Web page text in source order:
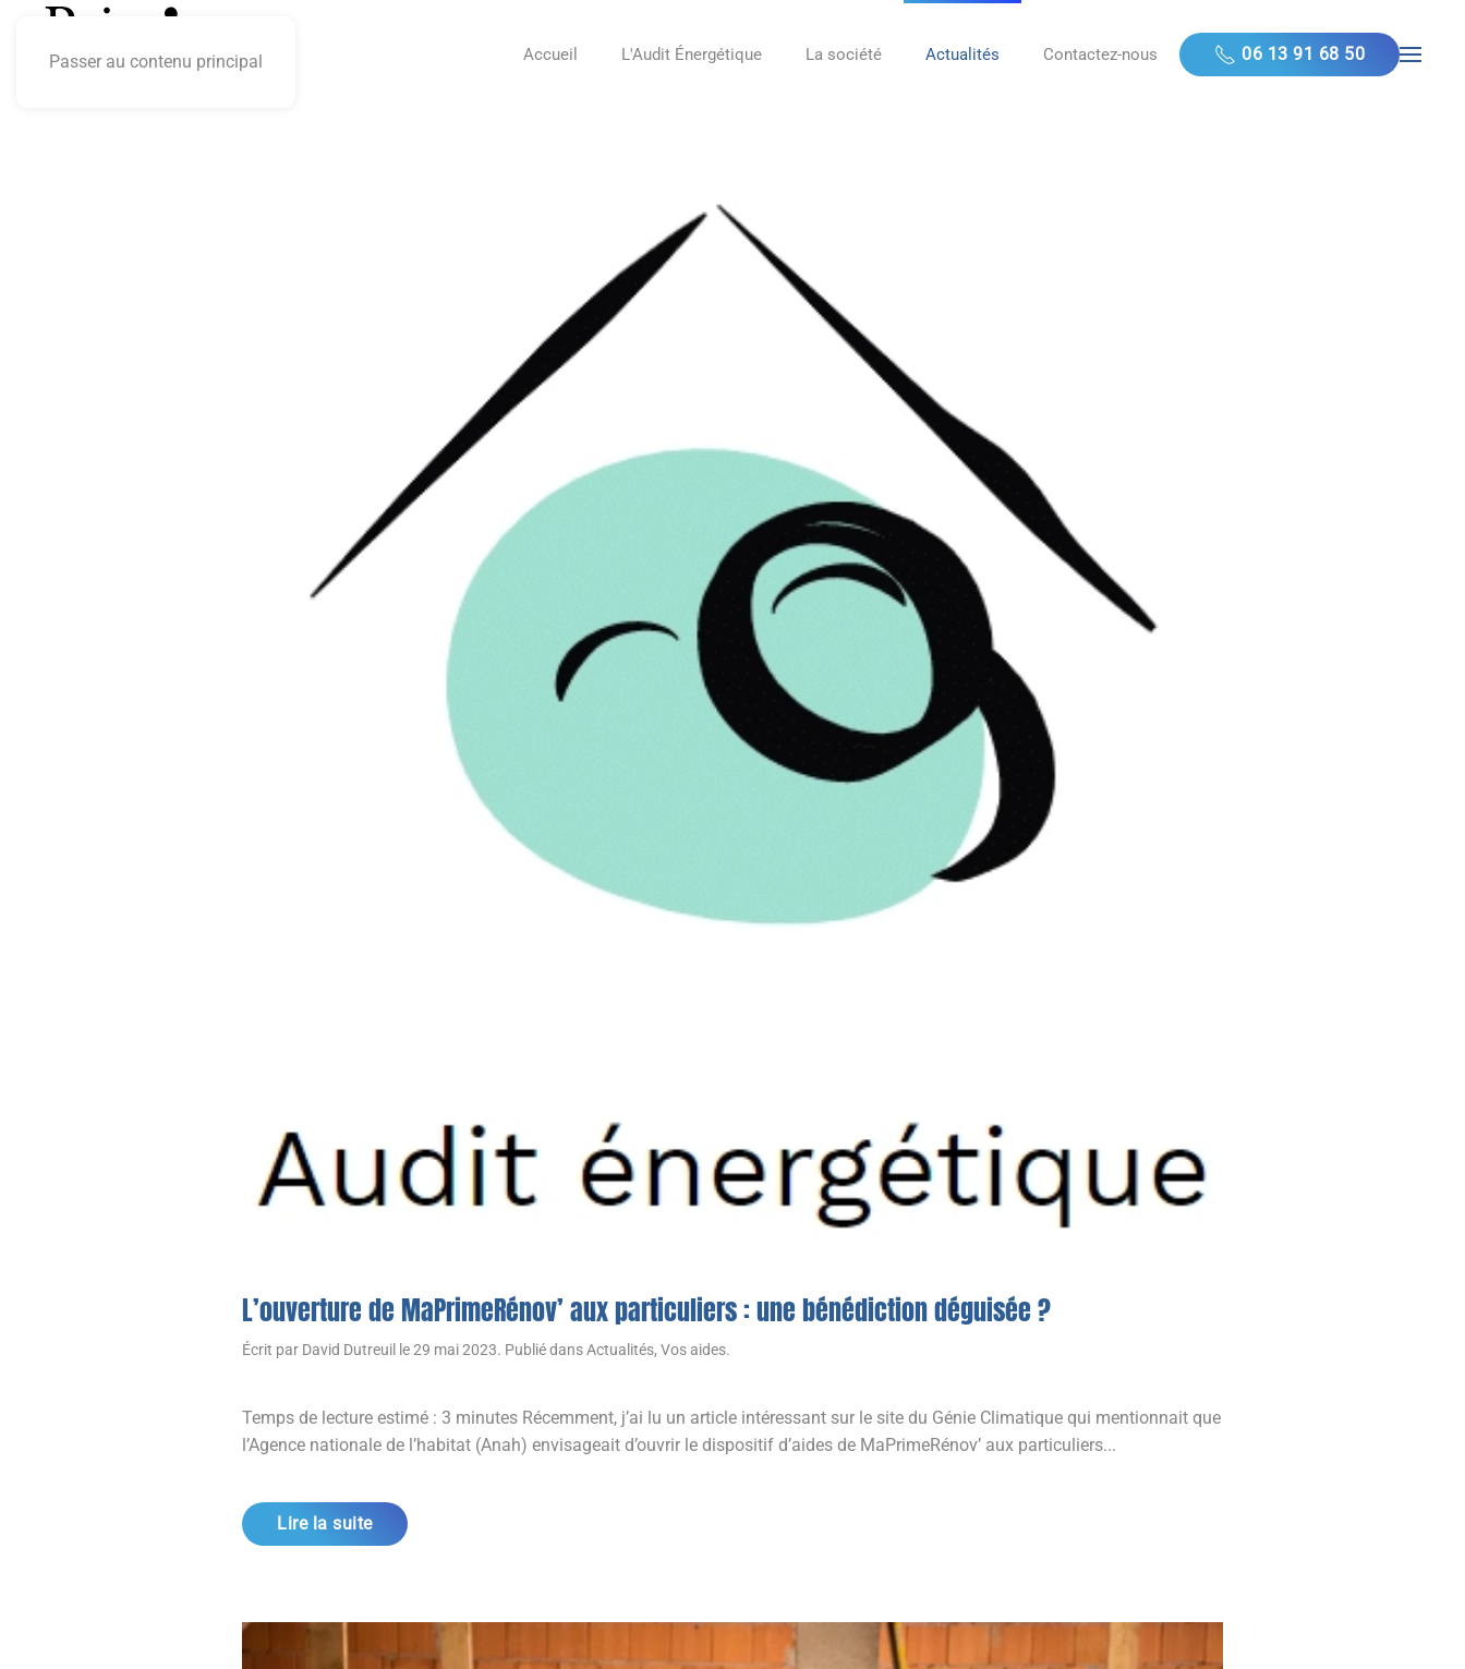
Passer au contenu principal Accueil L'Audit Énergétique La société Actualités Contactez-nous 06 13 91 68 50
L’ouverture de MaPrimeRénov’ aux particuliers : une bénédiction déguisée ?
Écrit par David Dutreuil le29 mai 2023. Publié dansActualités, Vos aides.
Temps de lecture estimé : 3 minutes Récemment, j’ai lu un article intéressant sur le site du Génie Climatique qui mentionnait que
l’Agence nationale de l’habitat (Anah) envisageait d’ouvrir le dispositif d’aides de MaPrimeRénov’ aux particuliers...
Lire la suite